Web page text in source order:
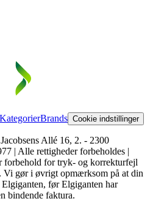
KategorierBrands Cookie indstillinger
Allé 16, 2. - 2300
| Alle rettigheder forbeholdes |
forbehold for tryk- og korrekturfejl
Vi gør i øvrigt opmærksom på at din
før Elgiganten har
bindende faktura.